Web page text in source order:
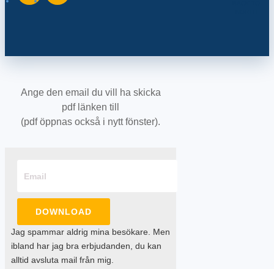
Ange den email du vill ha skicka
pdf länken till
(pdf öppnas också i nytt fönster).
DOWNLOAD
Jag spammar aldrig mina besökare. Men
ibland har jag bra erbjudanden, du kan
alltid avsluta mail från mig.